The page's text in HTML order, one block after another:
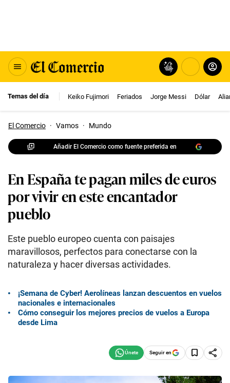
Temas del día Keiko Fujimori Feriados Jorge Messi Dólar
El Comercio · Vamos · Mundo
Añadir El Comercio como fuente preferida en
En España te pagan miles de euros
por vivir en este encantador
pueblo
Este pueblo europeo cuenta con paisajes
maravillosos, perfectos para conectarse con la
naturaleza y hacer diversas actividades.
¡Semana de Cyber! Aerolíneas lanzan descuentos en vuelos
nacionales e internacionales
Cómo conseguir los mejores precios de vuelos a Europa
desde Lima
Seguir en